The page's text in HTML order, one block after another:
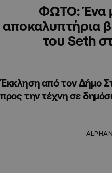
ΦΩΤΟ: Ένα
αποκαλυπτήρια
του Seth
Έκκληση από τον Δήμο
προς την τέχνη σε